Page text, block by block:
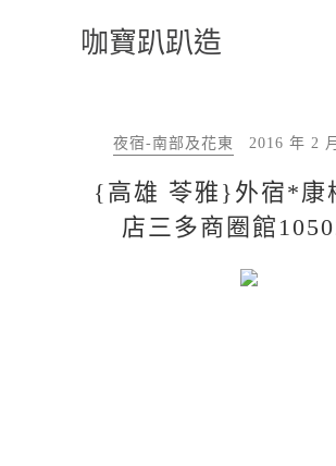
咖寶趴趴造
夜宿-南部及花東 2016 年 2
{高雄 苓雅}外宿*康
店三多商圈館